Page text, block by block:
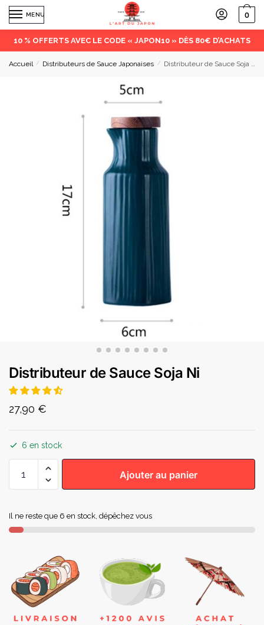
MENU 0
10 % OFFERTS AVEC LE CODE « JAPON10 » DÈS 80€ D’ACHATS
Accueil / Distributeurs de Sauce Japonaises / Distributeur de Sauce Soja Ni
Distributeur de Sauce Soja Ni
27,90 €
6 en stock
Ajouter au panier
Il ne reste que 6 en stock, dépêchez vous